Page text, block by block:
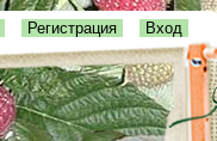
Регистрация Вход